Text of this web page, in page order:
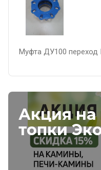
Муфта ДУ100 переход
Акция
топки